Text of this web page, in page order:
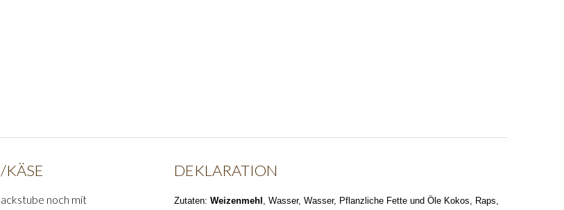
KÄSE
noch mit
DEKLARATION
Zutaten: Weizenmehl , Wasser, Wasser, Pflanzliche Fette und Öle Kokos, Raps,